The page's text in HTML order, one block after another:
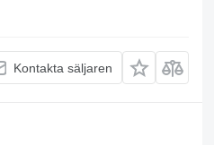
Kontakta säljaren